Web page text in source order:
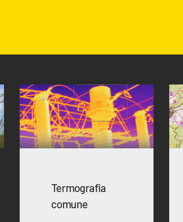
Termografia
comune